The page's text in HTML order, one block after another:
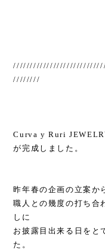
////////
Curva y Ruri
が完成しました。
昨年春の企画の立案か
職人との幾度の打ち合
しに
お披露目出来る日をと
た。